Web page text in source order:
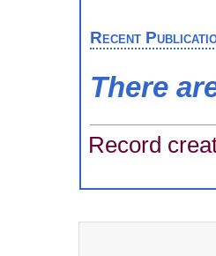
Recent
There
Record